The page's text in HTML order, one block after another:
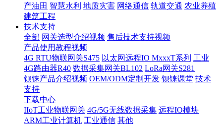
产油田 智慧水利 地质灾害 网络通信 轨道交通 农业养殖
建筑工程
技术支持
全部 网关选型介绍视频 售后技术支持视频
产品使用教程视频
4G RTU物联网关S475 以太网远程IO MxxxT系列 工业
4G路由器R40 数据采集网关BL102 LoRa网关S281
钡铼产品介绍视频 OEM/ODM定制开发 钡铼课堂 技术
支持
下载中心
IIoT工业物联网关 4G/5G无线数据采集 远程IO模块
ARM工业计算机 工业通信 其他